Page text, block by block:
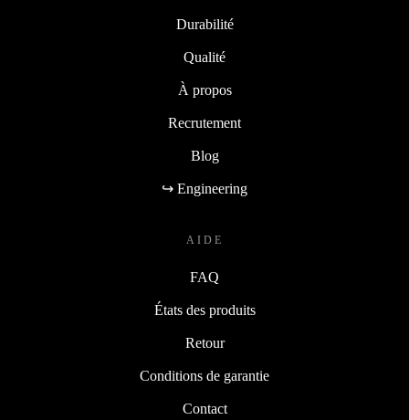
Durabilité
Qualité
À propos
Recrutement
Blog
↪ Engineering
AIDE
FAQ
États des produits
Retour
Conditions de garantie
Contact